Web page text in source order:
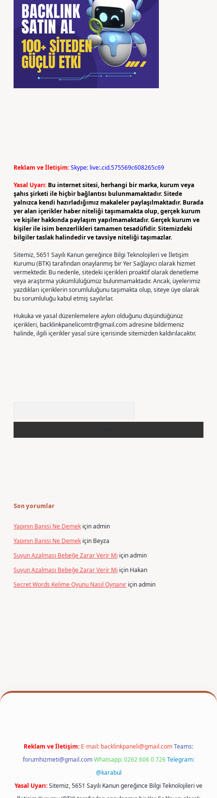
Reklam ve İletişim:Skype: live:.cid.575569c608265c69
Yasal Uyarı: Bu internet sitesi, herhangi bir marka, kurum veya
şahıs şirketi ile hiçbir bağlantısı bulunmamaktadır. Sitede
yalnızca kendi hazırladığımız makaleler paylaşılmaktadır. Burada
yer alan içerikler haber niteliği taşımamakta olup, gerçek kurum
ve kişiler hakkında paylaşım yapılmamaktadır. Gerçek kurum ve
kişiler ile isim benzerlikleri tamamen tesadüfidir. Sitemizdeki
bilgiler taslak halindedir ve tavsiye niteliği taşımazlar.
Sitemiz, 5651 Sayılı Kanun gereğince Bilgi Teknolojileri ve İletişim
Kurumu (BTK) tarafından onaylanmış bir Yer Sağlayıcı olarak hizmet
vermektedir. Bu nedenle, sitedeki içerikleri proaktif olarak denetleme
veya araştırma yükümlülüğümüz bulunmamaktadır. Ancak, üyelerimiz
yazdıkları içeriklerin sorumluluğunu taşımakta olup, siteye üye olarak
bu sorumluluğu kabul etmiş sayılırlar.
Hukuka ve yasal düzenlemelere aykırı olduğunu düşündüğünüz
içerikleri, backlinkpanelicomtr@gmail.comadresine bildirmeniz
halinde, ilgili içerikler yasal süre içerisinde sitemizden kaldırılacaktır.
Son yorumlar
Yapının Banisi Ne Demek içinadmin
Yapının Banisi Ne Demek için Beyza
Suyun Azalması Bebeğe Zarar Verir Mi içinadmin
Suyun Azalması Bebeğe Zarar Verir Mi için Hakan
Secret Words Kelime Oyunu Nasıl Oynanır içinadmin
Reklam ve İletişim: E-mail: backlinkpaneli@gmail.comTeams:
forumhizmeti@gmail.comWhatsapp: 0262 606 0 726Telegram:
@karabul
Yasal Uyarı:Sitemiz, 5651 Sayılı Kanun gereğince Bilgi Teknolojileri ve